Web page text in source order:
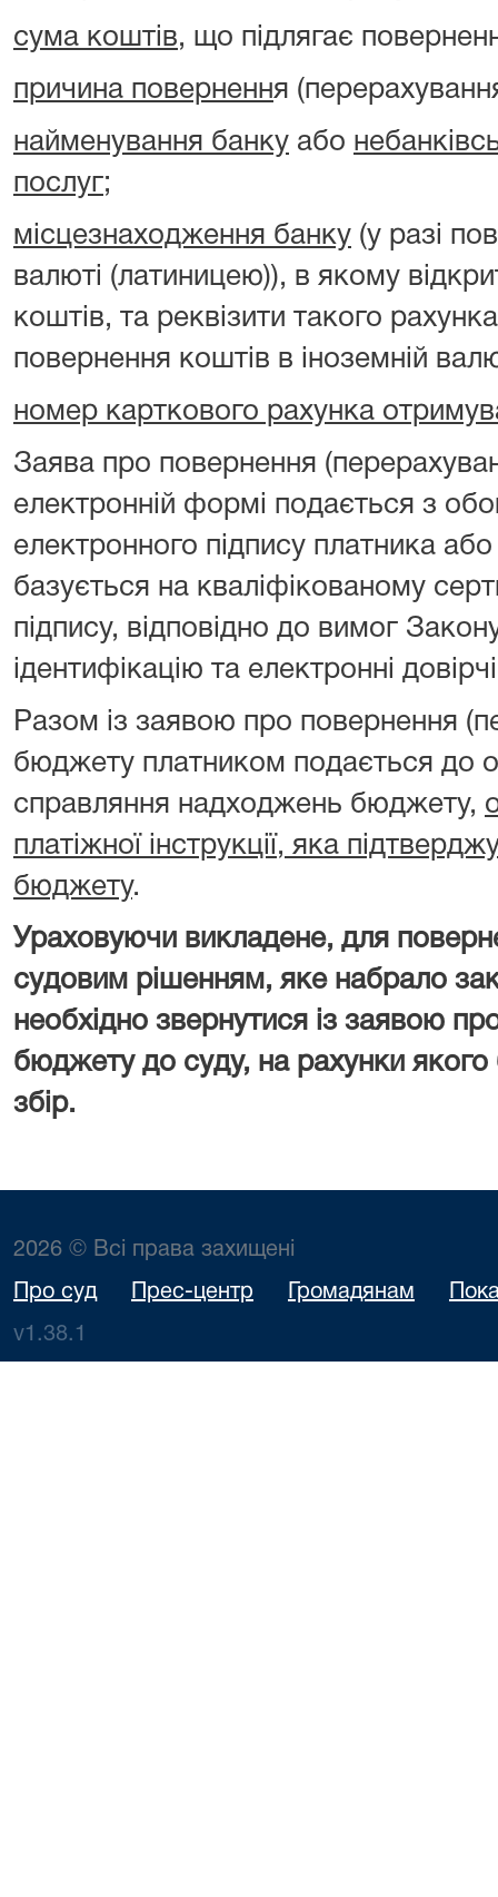
сума коштів, що підлягає
причина повернення
найменування банку або
послуг;
місцезнаходження банку (у разі
валюті (латиницею)), в якому
коштів, та реквізити такого
повернення коштів в іноземній
номер карткового рахунка
Заява про повернення
електронній формі подається з
електронного підпису платника
базується на кваліфікованому
підпису, відповідно до вимог
ідентифікацію та електронні
Разом із заявою про повернення
бюджету платником подається до
справляння надходжень бюджету,
платіжної інструкції, яка
бюджету.
Ураховуючи викладене, для
судовим рішенням, яке набрало
необхідно звернутися із заявою
бюджету до суду, на рахунки
збір.
2026 © Всі права захищені
Про суд Прес-центр Громадянам
v1.38.1